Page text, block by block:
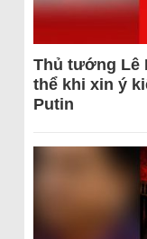
Thủ tướng Lê
thể khi xin ý
Putin